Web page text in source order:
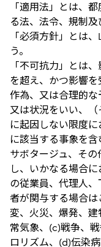
「適用法」とは、
る法、法令、規制及
「必須方針」とは
う。
「不可抗力」とは
を超え、かつ影響
作為、又は合理的
又は状況をいい、
に起因しない限度
に該当する事象を含
サボタージュ、そ
し、いかなる場合
の従業員、代理人
者が関与する場合
変、火災、爆発、
常気象、(c)戦争、
ロリズム、(d)伝染